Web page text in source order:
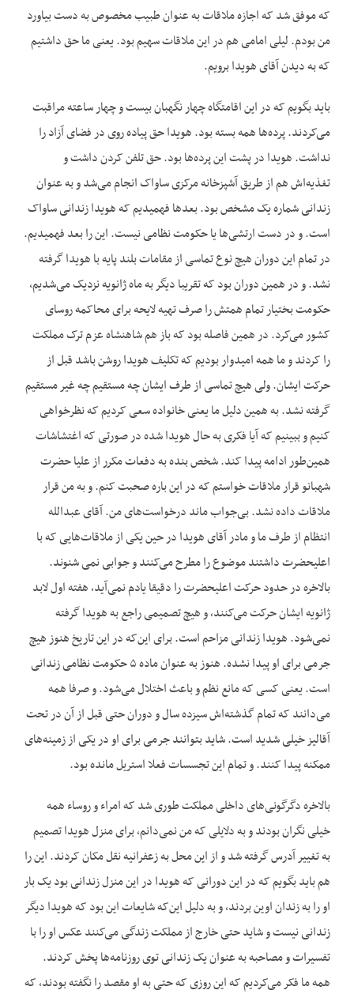
که موفق شد که اجازه ملاقات به عنوان طبیب مخصوص به دست بیاورد
من بودم. لیلی امامی هم در این ملاقات سهیم بود. یعنی ما حق داشتیم
که به دیدن آقای هویدا برویم.
باید بگویم که در این اقامتگاه چهار نگهبان بیست و چهار ساعته مراقبت
می‌کردند. پرده‌ها همه بسته بود. هویدا حق پیاده روی در فضای آزاد را
نداشت. هویدا در پشت این پرده‌ها بود. حق تلفن کردن داشت و
تغذیه‌اش هم از طریق آشپزخانه مرکزی ساواک انجام می‌شد و به عنوان
زندانی شماره یک مشخص بود. بعدها فهمیدیم که هویدا زندانی ساواک
است. و در دست ارتشی‌ها یا حکومت نظامی نیست. این را بعد فهمیدیم.
در تمام این دوران هیچ نوع تماسی از مقامات بلند پایه با هویدا گرفته
نشد. و در همین دوران بود که تقریبا دیگر به ماه ژانویه نزدیک می‌شدیم،
حکومت بختیار تمام همتش را صرف تهیه لایحه برای محاکمه روسای
کشور می‌کرد. در همین فاصله بود که باز هم شاهنشاه عزم ترک مملکت
را کردند و ما همه امیدوار بودیم که تکلیف هویدا روشن باشد قبل از
حرکت ایشان. ولی هیچ تماسی از طرف ایشان چه مستقیم چه غیر مستقیم
گرفته نشد. به همین دلیل ما یعنی خانواده سعی کردیم که نظرخواهی
کنیم و ببینیم که آیا فکری به حال هویدا شده در صورتی که اغتشاشات
همین‌طور ادامه پیدا کند. شخص بنده به دفعات مکرر از علیا حضرت
شهبانو قرار ملاقات خواستم که در این باره صحبت کنم. و به من قرار
ملاقات داده نشد. بی‌جواب ماند درخواست‌های من. آقای عبدالله
انتظام از طرف ما و مادر آقای هویدا در حین یکی از ملاقات‌هایی که با
اعلیحضرت داشتند موضوع را مطرح می‌کنند و جوابی نمی شنوند.
بالاخره در حدود حرکت اعلیحضرت را دقیقا یادم نمی‌آید، هفته اول لابد
ژانویه ایشان حرکت می‌کنند، و هیچ تصمیمی راجع به هویدا گرفته
نمی‌شود. هویدا زندانی مزاحم است. برای این‌که در این تاریخ هنوز هیچ
جرمی برای او پیدا نشده. هنوز به عنوان ماده ۵ حکومت نظامی زندانی
است. یعنی کسی که مانع نظم و باعث اختلال می‌شود. و صرفا همه
می‌دانند که تمام گذشته‌اش سیزده سال و دوران حتی قبل از آن در تحت
آقالیز خیلی شدید است. شاید بتوانند جرمی برای او در یکی از زمینه‌های
ممکنه پیدا کنند. و تمام این تجسسات فعلا استریل مانده بود.
بالاخره دگرگونی‌های داخلی مملکت طوری شد که امراء و روساء همه
خیلی نگران بودند و به دلایلی که من نمی‌دانم، برای منزل هویدا تصمیم
به تغییر آدرس گرفته شد و از این محل به زعفرانیه نقل مکان کردند. این را
هم باید بگویم که در این دورانی که هویدا در این منزل زندانی بود یک بار
او را به زندان اوین بردند، و به دلیل این‌که شایعات این بود که هویدا دیگر
زندانی نیست و شاید حتی خارج از مملکت زندگی می‌کنند عکس او را با
تفسیرات و مصاحبه به عنوان یک زندانی توی روزنامه‌ها پخش کردند.
همه ما فکر می‌کردیم که این روزی که حتی به او مقصد را نگفته بودند، که